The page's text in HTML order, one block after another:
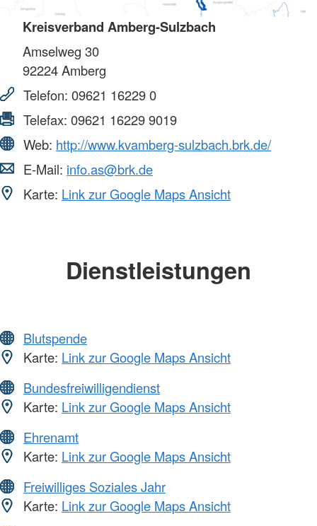
Kreisverband Amberg-Sulzbach
Amselweg 30
92224Amberg
Telefon: 09621 16229 0
Telefax: 09621 16229 9019
Web: http://www.kvamberg-sulzbach.brk.de/
E-Mail: info.as@brk.de
Karte: Link zur Google Maps Ansicht
Dienstleistungen
Blutspende
Karte: Link zur Google Maps Ansicht
Bundesfreiwilligendienst
Karte: Link zur Google Maps Ansicht
Ehrenamt
Karte: Link zur Google Maps Ansicht
Freiwilliges Soziales Jahr
Karte: Link zur Google Maps Ansicht